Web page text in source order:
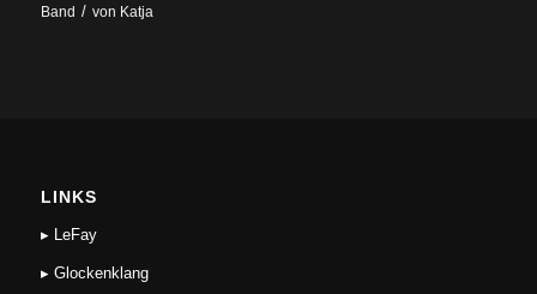
Band / von Katja
LINKS
▸ LeFay
▸ Glockenklang